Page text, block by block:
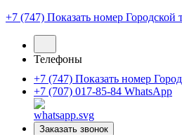
+7 (747) Показать номер Городской
Телефоны
+7 (747) Показать номер
+7 (707) 017-85-84 WhatsApp
Заказать звонок